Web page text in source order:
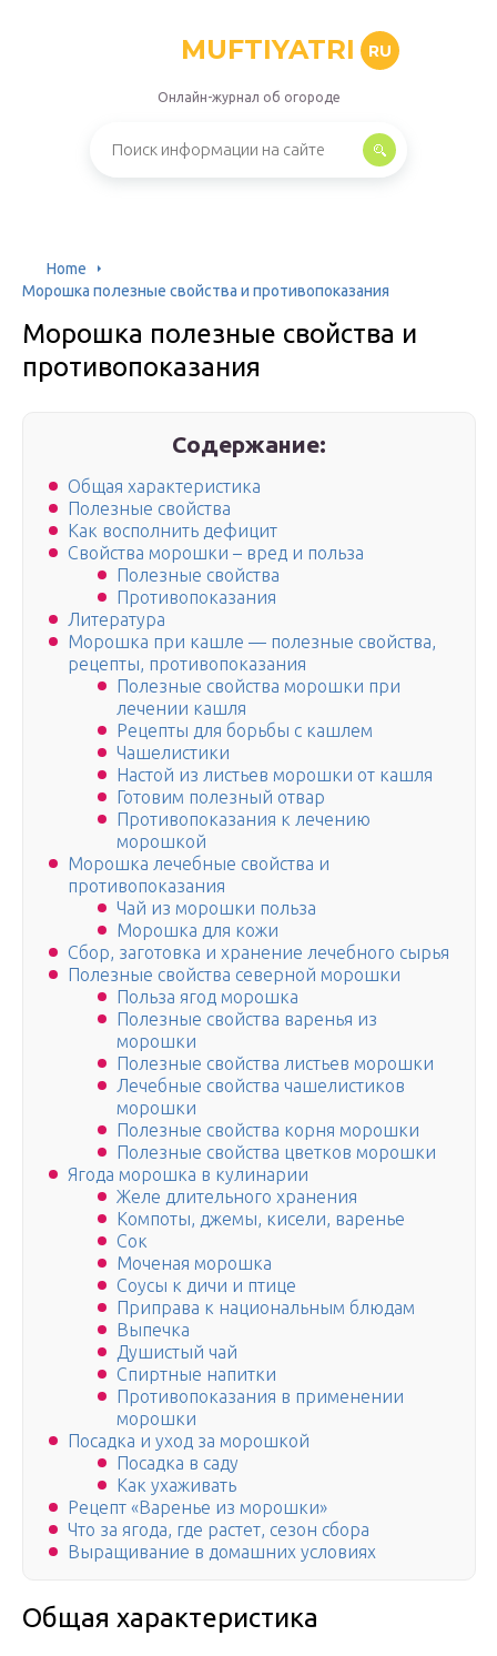
MUFTIYATRI RU
Онлайн-журнал об огороде
Home
Морошка полезные свойства и противопоказания
Морошка полезные свойства и
противопоказания
Содержание:
Общая характеристика
Полезные свойства
Как восполнить дефицит
Свойства морошки – вред и польза
Полезные свойства
Противопоказания
Литература
Морошка при кашле — полезные свойства,
рецепты, противопоказания
Полезные свойства морошки при
лечении кашля
Рецепты для борьбы с кашлем
Чашелистики
Настой из листьев морошки от кашля
Готовим полезный отвар
Противопоказания к лечению
морошкой
Морошка лечебные свойства и
противопоказания
Чай из морошки польза
Морошка для кожи
Сбор, заготовка и хранение лечебного сырья
Полезные свойства северной морошки
Польза ягод морошка
Полезные свойства варенья из
морошки
Полезные свойства листьев морошки
Лечебные свойства чашелистиков
морошки
Полезные свойства корня морошки
Полезные свойства цветков морошки
Ягода морошка в кулинарии
Желе длительного хранения
Компоты, джемы, кисели, варенье
Сок
Моченая морошка
Соусы к дичи и птице
Приправа к национальным блюдам
Выпечка
Душистый чай
Спиртные напитки
Противопоказания в применении
морошки
Посадка и уход за морошкой
Посадка в саду
Как ухаживать
Рецепт «Варенье из морошки»
Что за ягода, где растет, сезон сбора
Выращивание в домашних условиях
Общая характеристика